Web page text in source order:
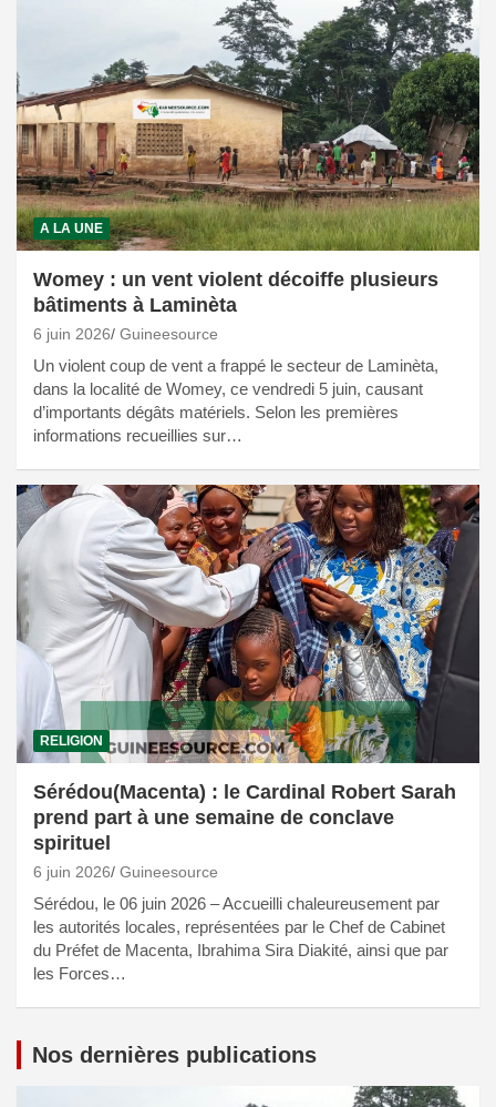
A LA UNE
Womey : un vent violent décoiffe plusieurs
bâtiments à Laminèta
6 juin 2026 Guineesource
Un violent coup de vent a frappé le secteur de Laminèta,
dans la localité de Womey, ce vendredi 5 juin, causant
d’importants dégâts matériels. Selon les premières
informations recueillies sur…
RELIGION
Sérédou(Macenta) : le Cardinal Robert Sarah
prend part à une semaine de conclave
spirituel
6 juin 2026 Guineesource
Sérédou, le 06 juin 2026 – Accueilli chaleureusement par
les autorités locales, représentées par le Chef de Cabinet
du Préfet de Macenta, Ibrahima Sira Diakité, ainsi que par
les Forces…
Nos dernières publications